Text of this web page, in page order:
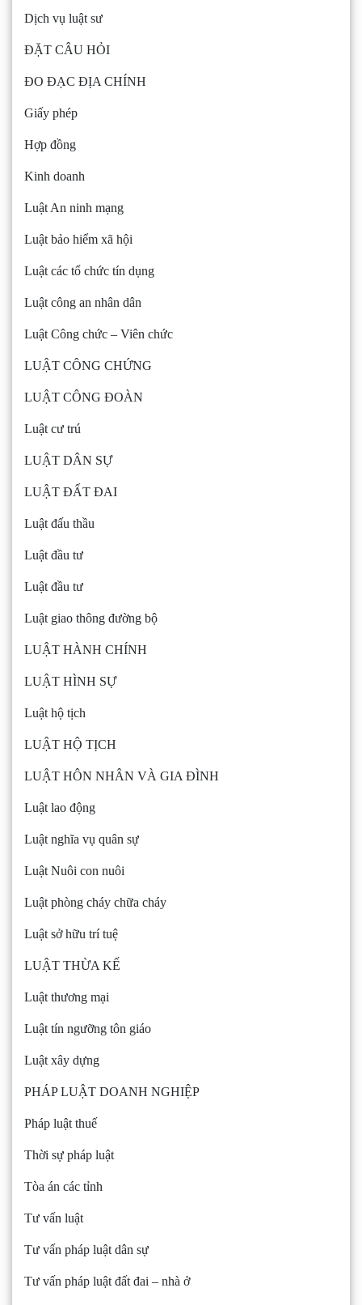
Dịch vụ luật sư
ĐẶT CÂU HỎI
ĐO ĐẠC ĐỊA CHÍNH
Giấy phép
Hợp đồng
Kinh doanh
Luật An ninh mạng
Luật bảo hiểm xã hội
Luật các tổ chức tín dụng
Luật công an nhân dân
Luật Công chức – Viên chức
LUẬT CÔNG CHỨNG
LUẬT CÔNG ĐOÀN
Luật cư trú
LUẬT DÂN SỰ
LUẬT ĐẤT ĐAI
Luật đấu thầu
Luật đầu tư
Luật đầu tư
Luật giao thông đường bộ
LUẬT HÀNH CHÍNH
LUẬT HÌNH SỰ
Luật hộ tịch
LUẬT HỘ TỊCH
LUẬT HÔN NHÂN VÀ GIA ĐÌNH
Luật lao động
Luật nghĩa vụ quân sự
Luật Nuôi con nuôi
Luật phòng cháy chữa cháy
Luật sở hữu trí tuệ
LUẬT THỪA KẾ
Luật thương mại
Luật tín ngưỡng tôn giáo
Luật xây dựng
PHÁP LUẬT DOANH NGHIỆP
Pháp luật thuế
Thời sự pháp luật
Tòa án các tỉnh
Tư vấn luật
Tư vấn pháp luật dân sự
Tư vấn pháp luật đất đai – nhà ở